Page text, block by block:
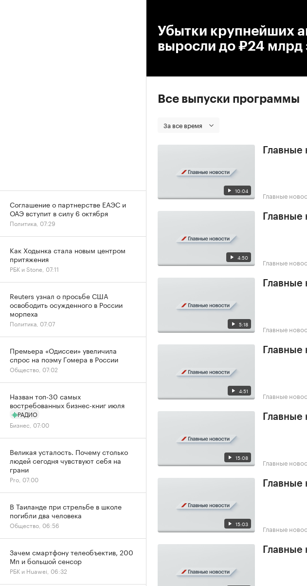
Убытки крупнейших
выросли до ₽24 млрд
Все выпуски программы
За все время
10:04 Главные
4:50 Главные
5:18 Главные
4:51 Главные
15:08 Главные
15:03 Главные
Соглашение о партнерстве ЕАЭС и
ОАЭ вступит в силу 6 октября
Политика, 07:29
Как Ходынка стала новым центром
притяжения
РБК и Stone, 07:11
Reuters узнал о просьбе США
освободить осужденного в России
морпеха
Политика, 07:07
Премьера «Одиссеи» увеличила
спрос на поэму Гомера в России
Общество, 07:02
Назван топ-30 самых
востребованных бизнес-книг июля
РАДИО
Бизнес, 07:00
Великая усталость. Почему столько
людей сегодня чувствуют себя на
грани
Pro, 07:00
В Таиланде при стрельбе в школе
погибли два человека
Общество, 06:56
Зачем смартфону телеобъектив, 200
Мп и большой сенсор
РБК и Huawei, 06:32